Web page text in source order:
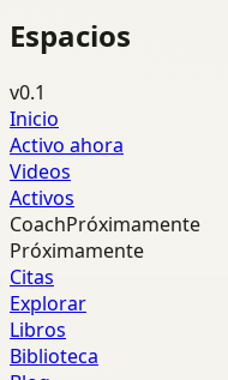
Espacios
v0.1
Inicio
Activo ahora
Videos
Activos
CoachPróximamente
Próximamente
Citas
Explorar
Libros
Biblioteca